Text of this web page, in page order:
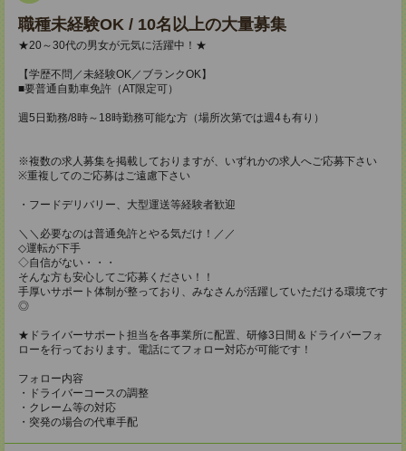
職種未経験OK / 10名以上の大量募集
★20～30代の男女が元気に活躍中！★
【学歴不問／未経験OK／ブランクOK】
■要普通自動車免許（AT限定可）
週5日勤務/8時～18時勤務可能な方（場所次第では週4も有り）
※複数の求人募集を掲載しておりますが、いずれかの求人へご応募下さい
※重複してのご応募はご遠慮下さい
・フードデリバリー、大型運送等経験者歓迎
＼＼必要なのは普通免許とやる気だけ！／／
◇運転が下手
◇自信がない・・・
そんな方も安心してご応募ください！！
手厚いサポート体制が整っており、みなさんが活躍していただける環境です
◎
★ドライバーサポート担当を各事業所に配置、研修3日間＆ドライバーフォ
ローを行っております。電話にてフォロー対応が可能です！
フォロー内容
・ドライバーコースの調整
・クレーム等の対応
・突発の場合の代車手配